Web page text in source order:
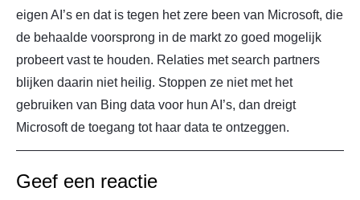
eigen AI’s en dat is tegen het zere been van Microsoft, die
de behaalde voorsprong in de markt zo goed mogelijk
probeert vast te houden. Relaties met search partners
blijken daarin niet heilig. Stoppen ze niet met het
gebruiken van Bing data voor hun AI’s, dan dreigt
Microsoft de toegang tot haar data te ontzeggen.
Geef een reactie